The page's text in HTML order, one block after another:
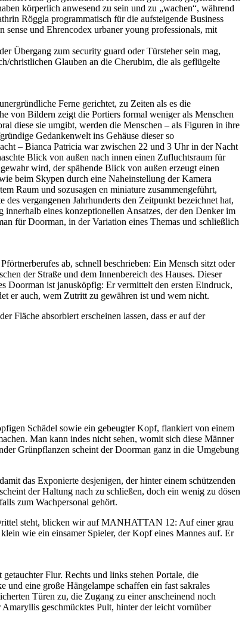
körperlich anwesend zu sein und zu „wachen“, während
Röggla programmatisch für die aufsteigende Business
sense und Ehrencodex urbaner young professionals, mit
Übergang zum security guard oder Türsteher sein mag,
christlichen Glauben an die Cherubim, die als geflügelte
Ferne gerichtet, zu Zeiten als es die
von Bildern zeigt die Portiers formal weniger als Menschen
diese sie umgibt, werden die Menschen – als Figuren in ihre
Gedankenwelt ins Gehäuse dieser so
– Bianca Patricia war zwischen 22 und 3 Uhr in der Nacht
Blick von außen nach innen einen Zufluchtsraum für
wird, der spähende Blick von außen erzeugt einen
beim Skypen durch eine Naheinstellung der Kamera
Raum und sozusagen en miniature zusammengeführt,
vergangenen Jahrhunderts den Zeitpunkt bezeichnet hat,
eines konzeptionellen Ansatzes, der den Denker im
für Doorman, in der Variation eines Themas und schließlich
ab, schnell beschrieben: Ein Mensch sitzt oder
der Straße und dem Innenbereich des Hauses. Dieser
Doorman ist janusköpfig: Er vermittelt den ersten Eindruck,
er auch, wem Zutritt zu gewähren ist und wem nicht.
Fläche absorbiert erscheinen lassen, dass er auf der
Schädel sowie ein gebeugter Kopf, flankiert von einem
Man kann indes nicht sehen, womit sich diese Männer
Grünpflanzen scheint der Doorman ganz in die Umgebung
das Exponierte desjenigen, der hinter einem schützenden
der Haltung nach zu schließen, doch ein wenig zu dösen
zum Wachpersonal gehört.
steht, blicken wir auf MANHATTAN 12: Auf einer grau
wie ein einsamer Spieler, der Kopf eines Mannes auf. Er
Flur. Rechts und links stehen Portale, die
eine große Hängelampe schaffen ein fast sakrales
Türen zu, die Zugang zu einer anscheinend noch
geschmücktes Pult, hinter der leicht vornüber